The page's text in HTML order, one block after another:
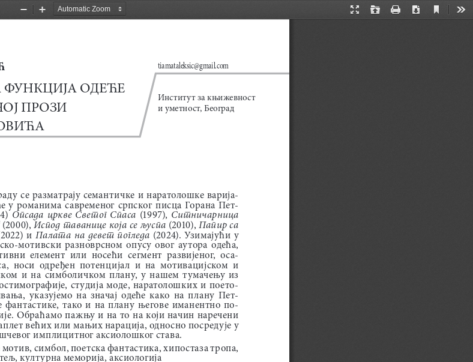
Presentation
Open Print Download
Current
Zoom
Zoom
Институт за књижевност
и уметност, Београд
tiamataleksic@gmail.com
ФУНКЦИЈА ОДЕЋЕ
ПРОЗИ
раду  се  разматрају  семантичке  и  наратолошке  варија
у  романима  савременог  српског  писца  Горана  Пет
Опсада  цркве  Светог  Спаса (19 97), Ситничарница
(2000), Испод таванице која се љуспа (2010), Папир са
и Палата  на  девет  погледа (2024).  Узимајући  у
мотивски  разноврсном  опусу  овог  аутора  одећа,
елемент  или  носећи  сегмент  развијеног,  оса-
носи  одређен  потенцијал  и  на  мотивацијском  и
и  на  симболичком  плану,  у  нашем  тумачењу  из
студија  моде,  наратолошких  и  поето
указујемо  на  значај  одеће  како  на  плану  Пет
фантастике,  тако  и  на  плану  његове  иманентно  по
Обраћамо  пажњу  и  на  то  на  који  начин  наречени
већих или мањих нарација, односно посредује у
имплицитног аксиолошког става.
мотив, симбол, поетска фантастика, хипостаза тропа,
културна меморија, аксиологија